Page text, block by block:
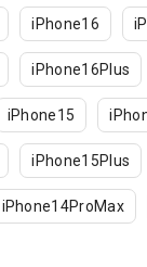
iPhone16
iPhone16Plus
iPhone15
iPhone15Plus
iPhone14ProMax